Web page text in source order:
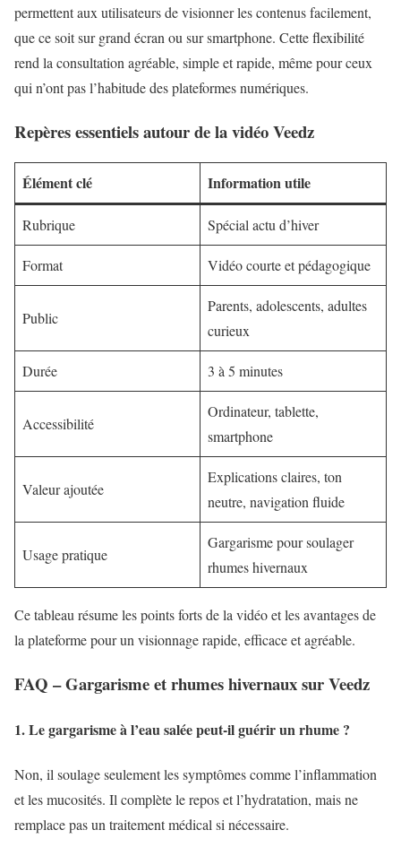
permettent aux utilisateurs de visionner les contenus facilement,
que ce soit sur grand écran ou sur smartphone. Cette flexibilité
rend la consultation agréable, simple et rapide, même pour ceux
qui n’ont pas l’habitude des plateformes numériques.
Repères essentiels autour de la vidéo Veedz
Élément clé Information utile
Rubrique Spécial actu d’hiver
Format Vidéo courte et pédagogique
Public
Parents, adolescents, adultes
curieux
Durée 3 à 5 minutes
Accessibilité
Ordinateur, tablette,
smartphone
Valeur ajoutée
Explications claires, ton
neutre, navigation fluide
Usage pratique
Gargarisme pour soulager
rhumes hivernaux
Ce tableau résume les points forts de la vidéo et les avantages de
la plateforme pour un visionnage rapide, efficace et agréable.
FAQ – Gargarisme et rhumes hivernaux sur Veedz
1. Le gargarisme à l’eau salée peut-il guérir un rhume ?
Non, il soulage seulement les symptômes comme l’inflammation
et les mucosités. Il complète le repos et l’hydratation, mais ne
remplace pas un traitement médical si nécessaire.